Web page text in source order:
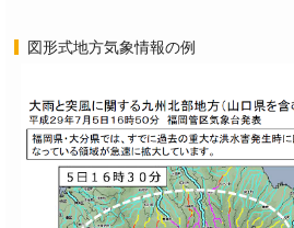
図形式地方気象情報の例